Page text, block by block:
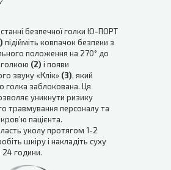
безпечної голки Ю-ПОРТ
підійміть ковпачок безпеки з
положення на 270° до
(2) і появи
звуку «Клік» (3), який
голка заблокована. Ця
уникнути ризику
травмування персоналу та
пацієнта.
уколу протягом 1-2
шкіру і накладіть суху
24 години.